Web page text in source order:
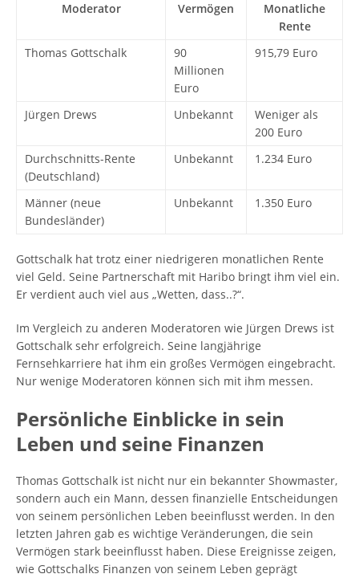
Moderator Vermögen
Monatliche
Rente
Thomas Gottschalk
90
Millionen
Euro
915,79 Euro
Jürgen Drews Unbekannt
Weniger als
200 Euro
Durchschnitts-Rente
(Deutschland)
Unbekannt 1.234 Euro
Männer (neue
Bundesländer)
Unbekannt 1.350 Euro
Gottschalk hat trotz einer niedrigeren monatlichen Rente
viel Geld. Seine Partnerschaft mit Haribo bringt ihm viel ein.
Er verdient auch viel aus „Wetten, dass..?“.
Im Vergleich zu anderen Moderatoren wie Jürgen Drews ist
Gottschalk sehr erfolgreich. Seine langjährige
Fernsehkarriere hat ihm ein großes Vermögen eingebracht.
Nur wenige Moderatoren können sich mit ihm messen.
Persönliche Einblicke in sein
Leben und seine Finanzen
Thomas Gottschalk ist nicht nur ein bekannter Showmaster,
sondern auch ein Mann, dessen finanzielle Entscheidungen
von seinem persönlichen Leben beeinflusst werden. In den
letzten Jahren gab es wichtige Veränderungen, die sein
Vermögen stark beeinflusst haben. Diese Ereignisse zeigen,
wie Gottschalks Finanzen von seinem Leben geprägt